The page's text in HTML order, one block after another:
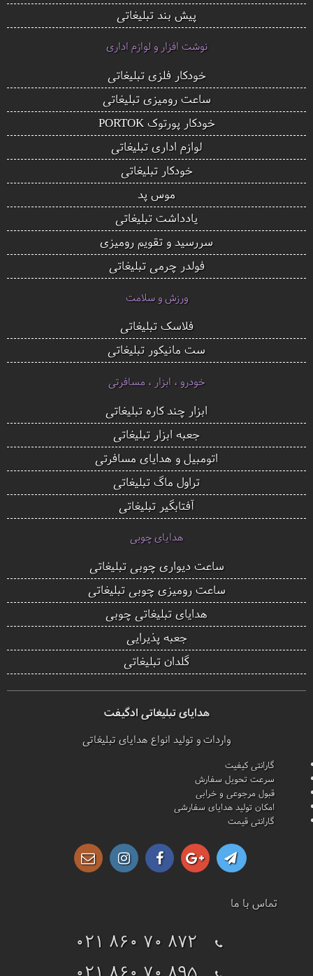
پیش بند تبلیغاتی
نوشت افزار و لوازم اداری
خودکار فلزی تبلیغاتی
ساعت رومیزی تبلیغاتی
خودکار پورتوک PORTOK
لوازم اداری تبلیغاتی
خودکار تبلیغاتی
موس پد
یادداشت تبلیغاتی
سررسید و تقویم رومیزی
فولدر چرمی تبلیغاتی
ورزش و سلامت
فلاسک تبلیغاتی
ست مانیکور تبلیغاتی
خودرو ، ابزار ، مسافرتی
ابزار چند کاره تبلیغاتی
جعبه ابزار تبلیغاتی
اتومبیل و هدایای مسافرتی
تراول ماگ تبلیغاتی
آفتابگیر تبلیغاتی
هدایای چوبی
ساعت دیواری چوبی تبلیغاتی
ساعت رومیزی چوبی تبلیغاتی
هدایای تبلیغاتی چوبی
جعبه پذیرایی
گلدان تبلیغاتی
هدایای تبلیغاتی ادگیفت
واردات و تولید انواع هدایای تبلیغاتی
گارانتی کیفیت
سرعت تحویل سفارش
قبول مرجوعی و خرابی
امکان تولید هدایای سفارشی
گارانتی قیمت
تماس با ما
021 860 70 872